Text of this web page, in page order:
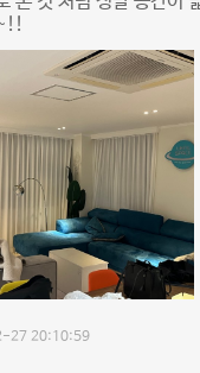
27 20:10:59